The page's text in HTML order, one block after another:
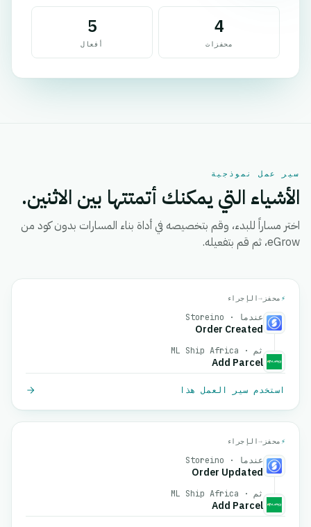
4
محفزات
5
أفعال
سير عمل نموذجية
الأشياء التي يمكنك أتمتتها بين الاثنين.
اختر مساراً للبدء، وقم بتخصيصه في أداة بناء المسارات بدون كود من
eGrow، ثم قم بتفعيله.
⚡ محفز →الإجراء
عندما · Storeino
Order Created
ثم · ML Ship Africa
Add Parcel
استخدم سير العمل هذا
⚡ محفز →الإجراء
عندما · Storeino
Order Updated
ثم · ML Ship Africa
Add Parcel